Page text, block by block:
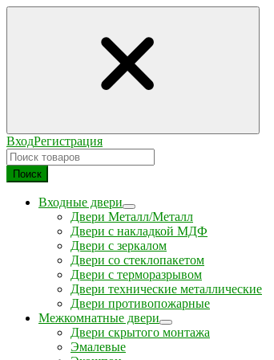
ВходРегистрация
Поиск
Входные двери
Двери Металл/Металл
Двери с накладкой МДФ
Двери с зеркалом
Двери со стеклопакетом
Двери с терморазрывом
Двери технические металлические
Двери противопожарные
Межкомнатные двери
Двери скрытого монтажа
Эмалевые